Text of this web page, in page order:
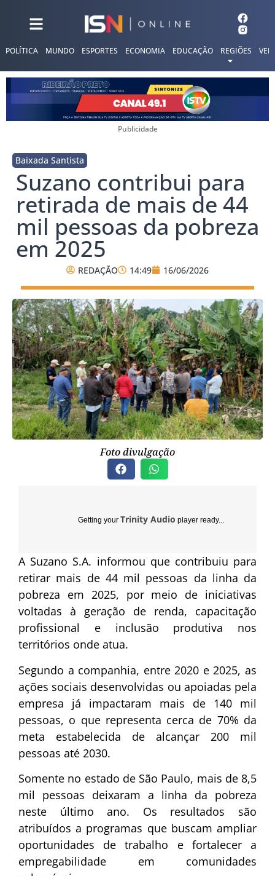
POLÍTICA MUNDO ESPORTES ECONOMIA EDUCAÇÃO REGIÕES
Publicidade
Baixada Santista
Suzano contribui para
retirada de mais de 44
mil pessoas da pobreza
em 2025
REDAÇÃO 14:49 16/06/2026
Foto divulgação
Getting your Trinity Audio player ready...
A Suzano S.A. informou que contribuiu para
retirar mais de 44 mil pessoas da linha da
pobreza em 2025, por meio de iniciativas
voltadas à geração de renda, capacitação
profissional e inclusão produtiva nos
territórios onde atua.
Segundo a companhia, entre 2020 e 2025, as
ações sociais desenvolvidas ou apoiadas pela
empresa já impactaram mais de 140 mil
pessoas, o que representa cerca de 70% da
meta estabelecida de alcançar 200 mil
pessoas até 2030.
Somente no estado de São Paulo, mais de 8,5
mil pessoas deixaram a linha da pobreza
neste último ano. Os resultados são
atribuídos a programas que buscam ampliar
oportunidades de trabalho e fortalecer a
empregabilidade em comunidades